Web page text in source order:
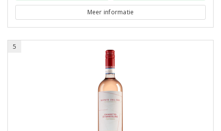
Meer informatie
5